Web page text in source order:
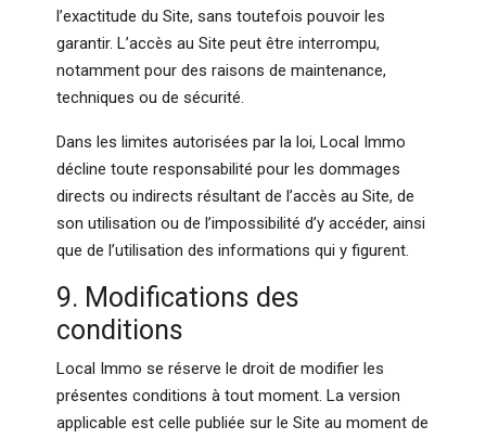
l’exactitude du Site, sans toutefois pouvoir les
garantir. L’accès au Site peut être interrompu,
notamment pour des raisons de maintenance,
techniques ou de sécurité.
Dans les limites autorisées par la loi, Local Immo
décline toute responsabilité pour les dommages
directs ou indirects résultant de l’accès au Site, de
son utilisation ou de l’impossibilité d’y accéder, ainsi
que de l’utilisation des informations qui y figurent.
9. Modifications des
conditions
Local Immo se réserve le droit de modifier les
présentes conditions à tout moment. La version
applicable est celle publiée sur le Site au moment de